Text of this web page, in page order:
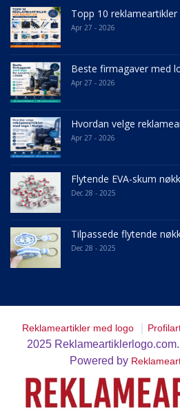
Topp 10
Apr 27 - 2026
Beste firmagaver med
Apr 27 - 2026
Hvordan velge
Apr 27 - 2026
Flytende EVA-skum
Dec 28 - 2025
Tilpassede flytende
Dec 28 - 2025
Reklameartikler med logo｜
2025
Powered by